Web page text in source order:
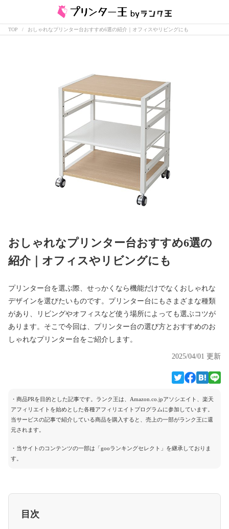
TOP おしゃれなプリンター台おすすめ6選の紹介｜オフィスやリビングにも
おしゃれなプリンター台おすすめ6選の
紹介｜オフィスやリビングにも
プリンター台を選ぶ際、せっかくなら機能だけでなくおしゃれな
デザインを選びたいものです。プリンター台にもさまざまな種類
があり、リビングやオフィスなど使う場所によっても選ぶコツが
あります。そこで今回は、プリンター台の選び方とおすすめのお
しゃれなプリンター台をご紹介します。
2025/04/01 更新
・商品PRを目的とした記事です。ランク王は、Amazon.co.jpアソシエイト、楽天
アフィリエイトを始めとした各種アフィリエイトプログラムに参加しています。
当サービスの記事で紹介している商品を購入すると、売上の一部がランク王に還
元されます。
・当サイトのコンテンツの一部は「gooランキングセレクト」を継承しておりま
す。
目次